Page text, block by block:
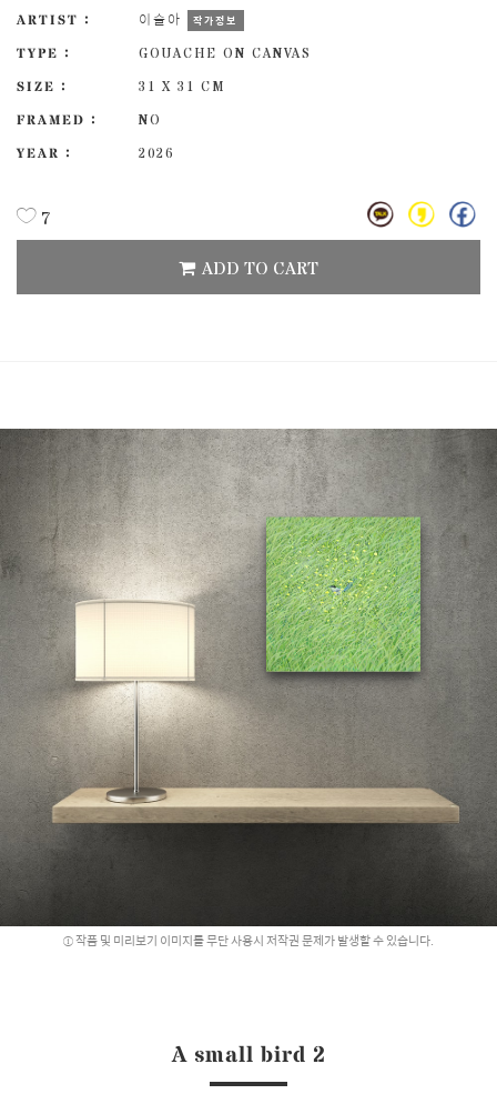
ARTIST : 이슬아 작가정보
TYPE :
GOUACHE ON CANVAS
SIZE :
31 X 31 CM
FRAMED :
NO
YEAR :
2026
7
ADD TO CART
작품 및 미리보기 이미지를 무단 사용시 저작권 문제가 발생할 수 있습니다.
A small bird 2